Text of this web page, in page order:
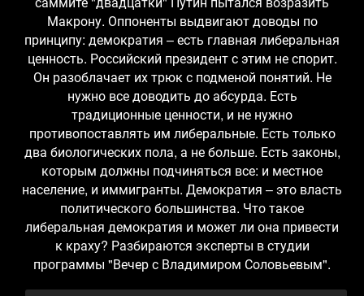
Макрону. Оппоненты выдвигают доводы по
принципу: демократия – есть главная либеральная
ценность. Российский президент с этим не спорит.
Он разоблачает их трюк с подменой понятий. Не
нужно все доводить до абсурда. Есть
традиционные ценности, и не нужно
противопоставлять им либеральные. Есть только
два биологических пола, а не больше. Есть законы,
которым должны подчиняться все: и местное
население, и иммигранты. Демократия – это власть
политического большинства. Что такое
либеральная демократия и может ли она привести
к краху? Разбираются эксперты в студии
программы "Вечер с Владимиром Соловьевым".